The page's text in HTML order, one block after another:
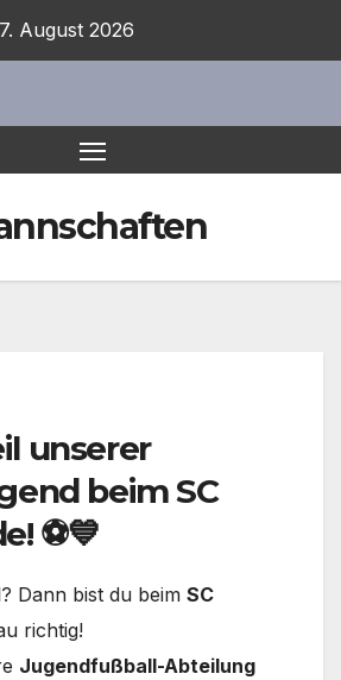
7. August 2026
unserer
beim SC
⚽💙
Dann bist du beim SC
richtig!
Jugendfußball-Abteilung